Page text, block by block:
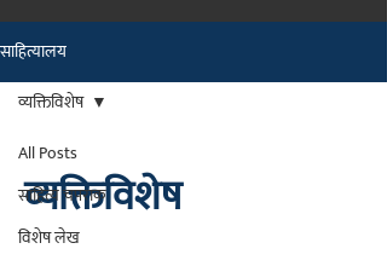
मराठीतील अग्रगण्य प्रकाशनसंस्था
२००२ पासून...
साहित्यालय
All Posts
साहित्य चपराक
विशेष लेख
व्यक्तिविशेष
व्यक्तिविशेष